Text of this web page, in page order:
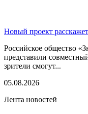
Новый проект
Российское общество
представили
зрители смогут...
05.08.2026
Лента новостей